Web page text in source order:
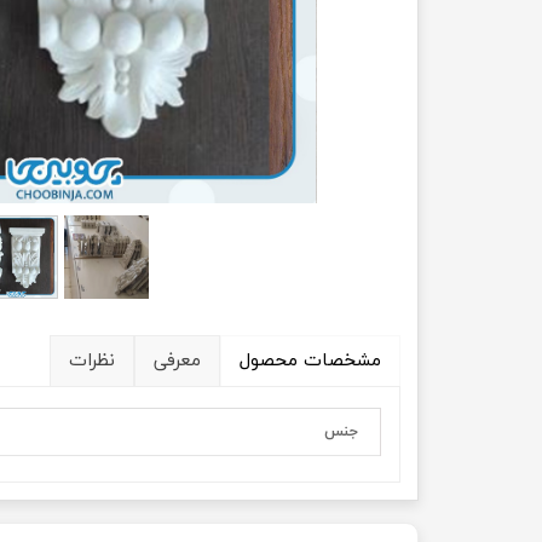
مشخصات محصول معرفی نظرات
جنس